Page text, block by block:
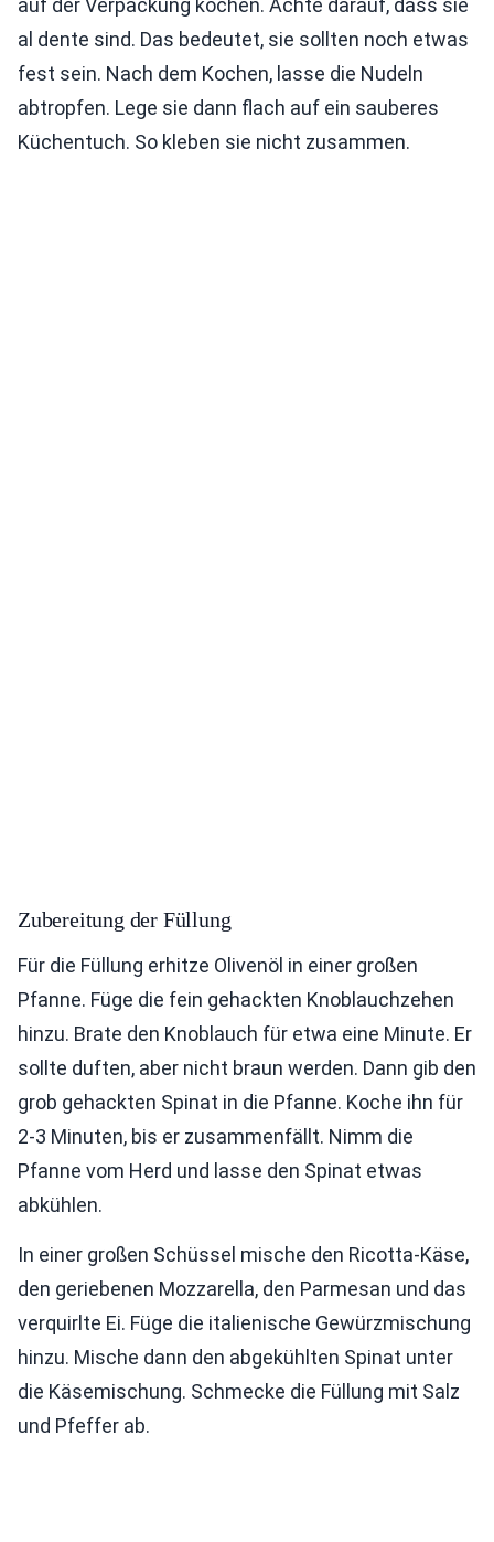
al dente sind. Das bedeutet, sie sollten noch etwas
fest sein. Nach dem Kochen, lasse die Nudeln
abtropfen. Lege sie dann flach auf ein sauberes
Küchentuch. So kleben sie nicht zusammen.
Zubereitung der Füllung
Für die Füllung erhitze Olivenöl in einer großen
Pfanne. Füge die fein gehackten Knoblauchzehen
hinzu. Brate den Knoblauch für etwa eine Minute. Er
sollte duften, aber nicht braun werden. Dann gib den
grob gehackten Spinat in die Pfanne. Koche ihn für
2-3 Minuten, bis er zusammenfällt. Nimm die
Pfanne vom Herd und lasse den Spinat etwas
abkühlen.
In einer großen Schüssel mische den Ricotta-Käse,
den geriebenen Mozzarella, den Parmesan und das
verquirlte Ei. Füge die italienische Gewürzmischung
hinzu. Mische dann den abgekühlten Spinat unter
die Käsemischung. Schmecke die Füllung mit Salz
und Pfeffer ab.